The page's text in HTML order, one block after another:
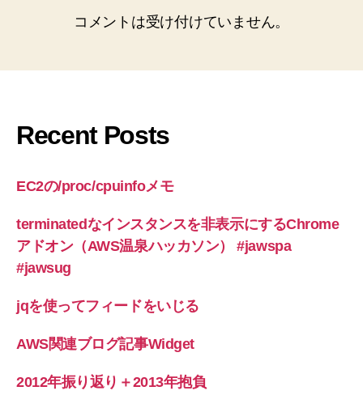
コメントは受け付けていません。
Recent Posts
EC2の/proc/cpuinfoメモ
terminatedなインスタンスを非表示にするChrome
アドオン（AWS温泉ハッカソン） #jawspa
#jawsug
jqを使ってフィードをいじる
AWS関連ブログ記事Widget
2012年振り返り＋2013年抱負